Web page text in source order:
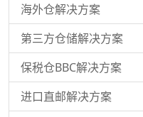
海外仓解决方案
第三方仓储解决方案
保税仓BBC解决方案
进口直邮解决方案